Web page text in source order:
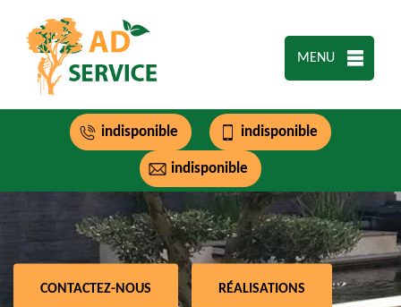
MENU
indisponible indisponible
indisponible
CONTACTEZ-NOUS RÉALISATIONS